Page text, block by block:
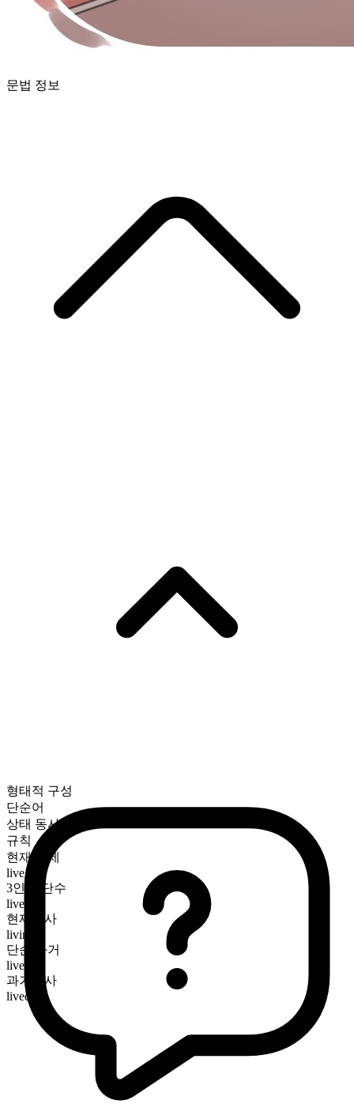
문법 정보
형태적 구성
단순어
상태 동사
규칙
현재 시제
live
3인칭 단수
lives
현재분사
living
단순 과거
lived
과거분사
lived